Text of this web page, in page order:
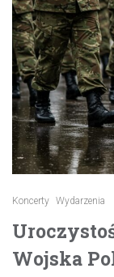
Koncerty Wydarzenia
Wojska